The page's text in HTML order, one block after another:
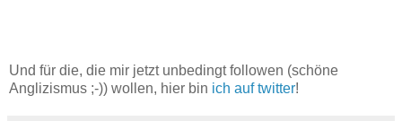
Und für die, die mir jetzt unbedingt followen (schöne
Anglizismus ;-)) wollen, hier bin ich auf twitter!